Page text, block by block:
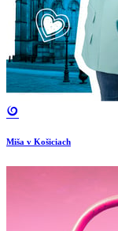
Miša v Košiciach